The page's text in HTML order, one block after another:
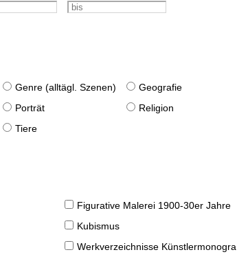
Genre (alltägl. Szenen) Geografie
Porträt Religion
Tiere
Figurative Malerei 1900-30er Jahre
Kubismus
Werkverzeichnisse Künstlermonographien